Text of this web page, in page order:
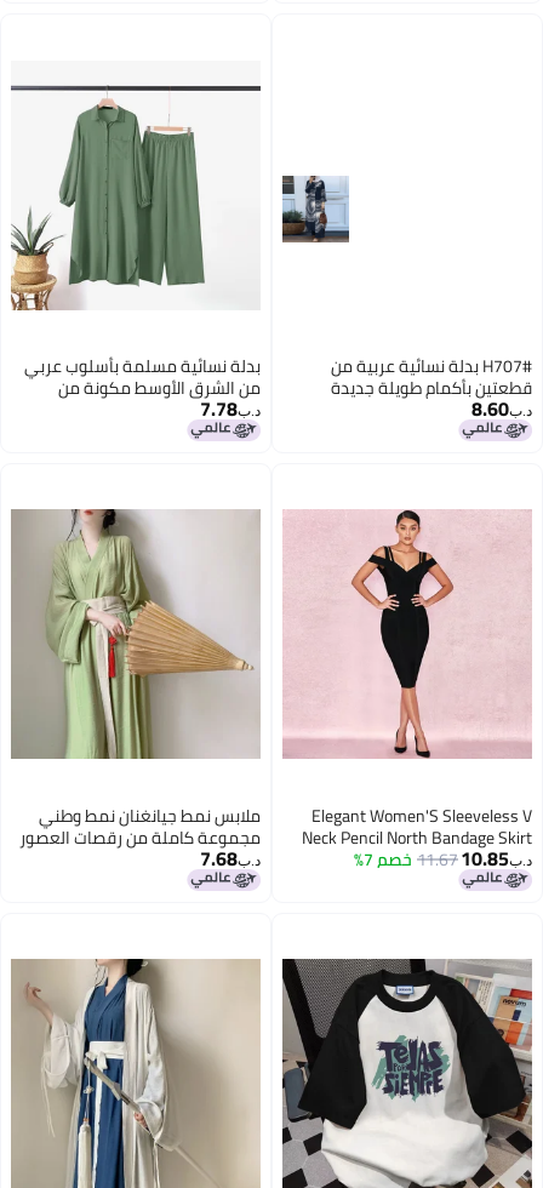
H707# بدلة نسائية عربية من
قطعتين بأكمام طويلة جديدة
للنساء
د.ب‏8.60
بدلة نسائية مسلمة بأسلوب عربي
من الشرق الأوسط مكونة من
قطعتين مع قميص بأكمام طويلة
وسروال جديد
د.ب‏7.78
Elegant Women'S Sleeveless V
Neck Pencil North Bandage Skirt
Dress Dress Sale Elegant Bangda
د.ب‏10.85
11.67خصم 7%
ملابس نمط جيانغنان نمط وطني
مجموعة كاملة من رقصات العصور
القديمة هانفو محسنة أسلوب وي
جين قميص بأكمام كبيرة مجموعة
د.ب‏7.68